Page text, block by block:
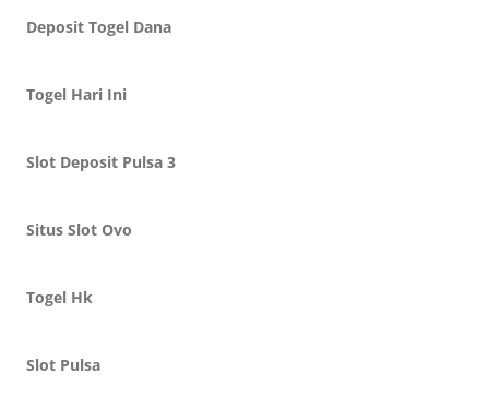
Deposit Togel Dana
Togel Hari Ini
Slot Deposit Pulsa 3
Situs Slot Ovo
Togel Hk
Slot Pulsa